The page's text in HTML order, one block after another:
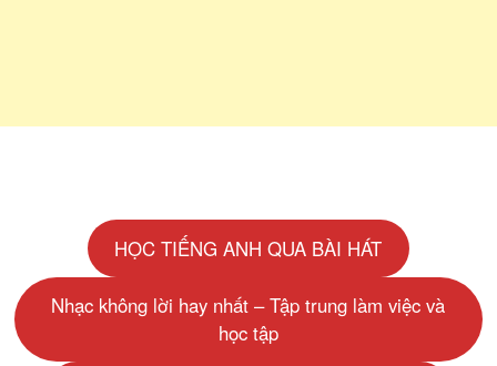
HỌC TIẾNG ANH QUA BÀI HÁT
Nhạc không lời hay nhất – Tập trung làm việc và
học tập